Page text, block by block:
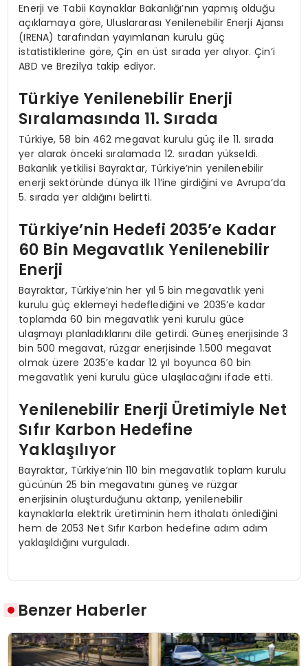
Enerji ve Tabii Kaynaklar Bakanlığı’nın yapmış olduğu
açıklamaya göre, Uluslararası Yenilenebilir Enerji Ajansı
(IRENA) tarafından yayımlanan kurulu güç
istatistiklerine göre, Çin en üst sırada yer alıyor. Çin’i
ABD ve Brezilya takip ediyor.
Türkiye Yenilenebilir Enerji
Sıralamasında 11. Sırada
Türkiye, 58 bin 462 megavat kurulu güç ile 11. sırada
yer alarak önceki sıralamada 12. sıradan yükseldi.
Bakanlık yetkilisi Bayraktar, Türkiye’nin yenilenebilir
enerji sektöründe dünya ilk 11’ine girdiğini ve Avrupa’da
5. sırada yer aldığını belirtti.
Türkiye’nin Hedefi 2035’e Kadar
60 Bin Megavatlık Yenilenebilir
Enerji
Bayraktar, Türkiye’nin her yıl 5 bin megavatlık yeni
kurulu güç eklemeyi hedeflediğini ve 2035’e kadar
toplamda 60 bin megavatlık yeni kurulu güce
ulaşmayı planladıklarını dile getirdi. Güneş enerjisinde 3
bin 500 megavat, rüzgar enerjisinde 1.500 megavat
olmak üzere 2035’e kadar 12 yıl boyunca 60 bin
megavatlık yeni kurulu güce ulaşılacağını ifade etti.
Yenilenebilir Enerji Üretimiyle Net
Sıfır Karbon Hedefine
Yaklaşılıyor
Bayraktar, Türkiye’nin 110 bin megavatlık toplam kurulu
gücünün 25 bin megavatını güneş ve rüzgar
enerjisinin oluşturduğunu aktarıp, yenilenebilir
kaynaklarla elektrik üretiminin hem ithalatı önlediğini
hem de 2053 Net Sıfır Karbon hedefine adım adım
yaklaşıldığını vurguladı.
Benzer Haberler